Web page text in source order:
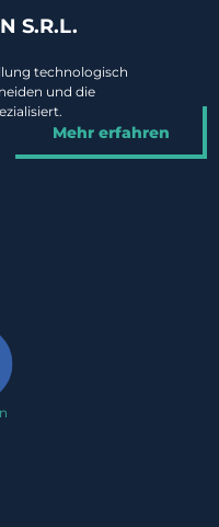
S.R.L.
technologisch
und die
Mehr erfahren